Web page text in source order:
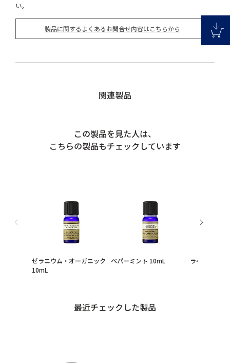
い。
製品に関するよくあるお問合せ内容はこちらから
関連製品
この製品を見た人は、
こちらの製品もチェックしています
ゼラニウム・オーガニック
10mL
ペパーミント 10mL ラベンダー
最近チェックした製品